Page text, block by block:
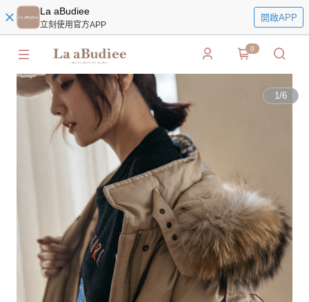
La aBudiee
立刻使用官方APP
開啟APP
0
1/6